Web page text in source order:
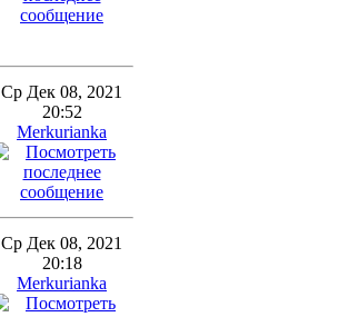
Ср Дек 08, 2021
20:52
Merkurianka
Ср Дек 08, 2021
20:18
Merkurianka